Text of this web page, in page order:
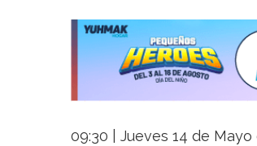
09:30 | Jueves 14 de